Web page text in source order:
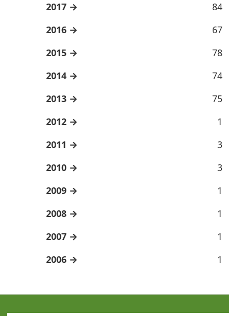
2017
84
2016
67
2015
78
2014
74
2013
75
2012
1
2011
3
2010
3
2009
1
2008
1
2007
1
2006
1